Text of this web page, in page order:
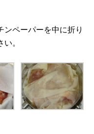
ンペーパーを中に折り
。